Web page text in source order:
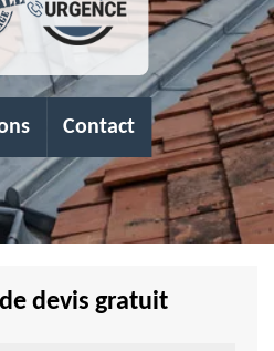
Contact
devis gratuit